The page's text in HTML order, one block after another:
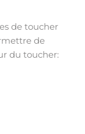
de toucher
de
du toucher: